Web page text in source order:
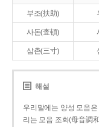
부조(扶助)
사돈(査頓)
삼촌(三寸)
해설
우리말에는 양성 모음
리는 모음 조화(母音調